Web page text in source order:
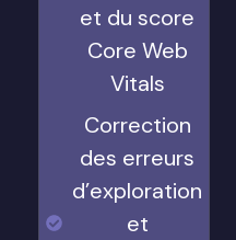
et du score
Core Web
Vitals
Correction
des erreurs
d’exploration
et